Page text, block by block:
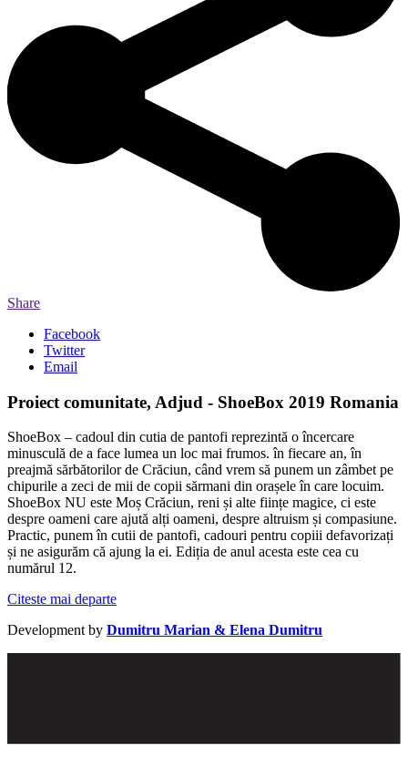
Share
Facebook
Twitter
Email
Proiect comunitate, Adjud - ShoeBox 2019 Romania
ShoeBox – cadoul din cutia de pantofi reprezintă o încercare
minusculă de a face lumea un loc mai frumos. în fiecare an, în
preajmă sărbătorilor de Crăciun, când vrem să punem un zâmbet pe
chipurile a zeci de mii de copii sărmani din orașele în care locuim.
ShoeBox NU este Moș Crăciun, reni și alte ființe magice, ci este
despre oameni care ajută alți oameni, despre altruism și compasiune.
Practic, punem în cutii de pantofi, cadouri pentru copiii defavorizați
și ne asigurăm că ajung la ei. Ediția de anul acesta este cea cu
numărul 12.
Citeste mai departe
Development by Dumitru Marian & Elena Dumitru